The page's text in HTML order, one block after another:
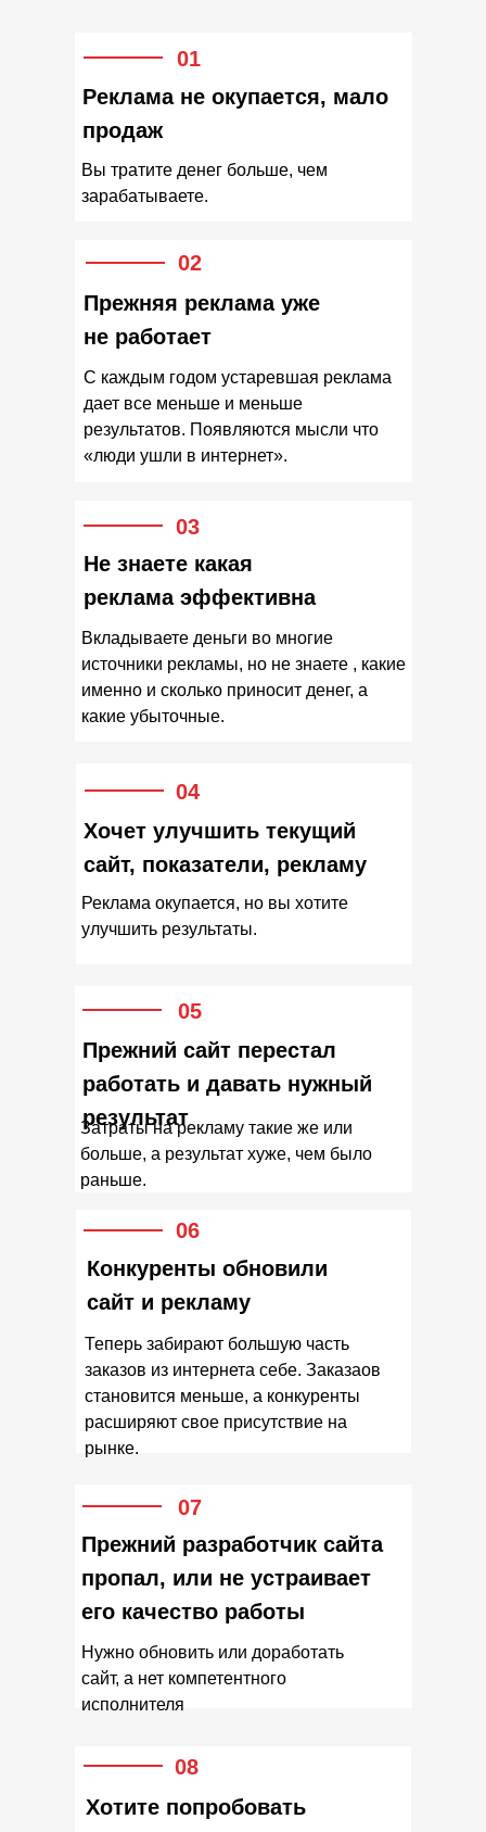
Реклама не окупается, мало
продаж
Вы тратите денег больше, чем
зарабатываете.
Прежняя реклама уже
не работает
С каждым годом устаревшая реклама
дает все меньше и меньше
результатов. Появляются мысли что
«люди ушли в интернет».
01
02
Не знаете какая
реклама эффективна
Вкладываете деньги во многие
источники рекламы, но не знаете , какие
именно и сколько приносит денег, а
какие убыточные.
Хочет улучшить текущий
сайт, показатели, рекламу
Реклама окупается, но вы хотите
улучшить результаты.
03
04
Прежний сайт перестал
работать и давать нужный
результат
Затраты на рекламу такие же или
больше, а результат хуже, чем было
раньше.
Конкуренты обновили
сайт и рекламу
Теперь забирают большую часть
заказов из интернета себе. Заказаов
становится меньше, а конкуренты
расширяют свое присутствие на
рынке.
05
06
Прежний разработчик сайта
пропал, или не устраивает
его качество работы
Нужно обновить или доработать
сайт, а нет компетентного
исполнителя
Хотите попробовать
07
08